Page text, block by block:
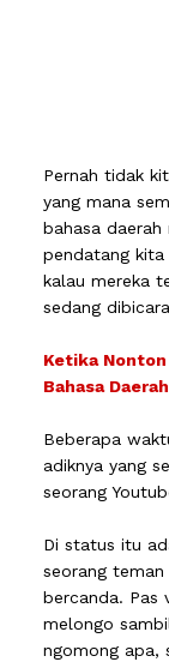
Pernah tidak
yang mana
bahasa daerah
pendatang
kalau mereka
sedang
Ketika
Bahasa
Beberapa
adiknya yang
seorang
Di status itu
seorang
bercanda. Pas
melongo
ngomong apa,